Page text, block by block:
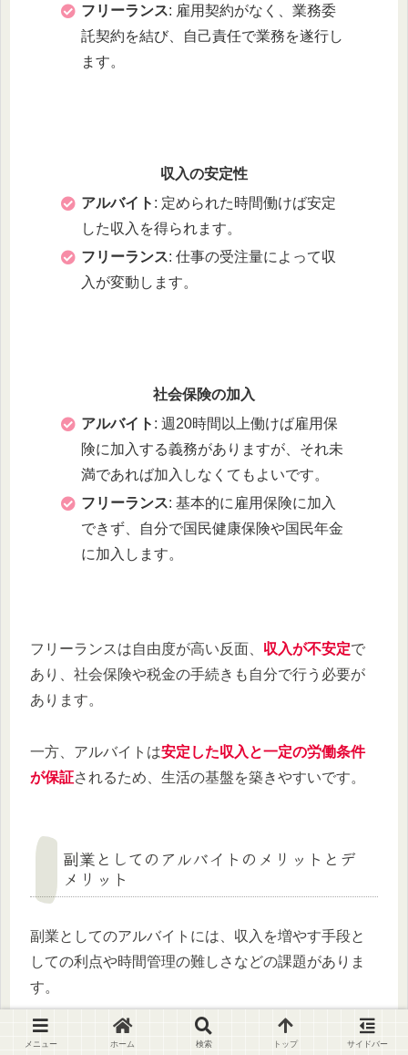
フリーランス: 雇用契約がなく、業務委
託契約を結び、自己責任で業務を遂行し
ます。
収入の安定性
アルバイト : 定められた時間働けば安定
した収入を得られます。
フリーランス: 仕事の受注量によって収
入が変動します。
社会保険の加入
アルバイト : 週20時間以上働けば雇用保
険に加入する義務がありますが、それ未
満であれば加入しなくてもよいです。
フリーランス: 基本的に雇用保険に加入
できず、自分で国民健康保険や国民年金
に加入します。
フリーランスは自由度が高い反面、 収入が不安定で
あり、社会保険や税金の手続きも自分で行う必要が
あります。
一方、アルバイトは安定した収入と一定の労働条件
が保証されるため、生活の基盤を築きやすいです。
副業としてのアルバイトのメリットとデ
メリット
副業としてのアルバイトには、収入を増やす手段と
しての利点や時間管理の難しさなどの課題がありま
す。
副業としてアルバイトをするメリットとデメリット
メニュー ホーム 検索 トップ サイドバー